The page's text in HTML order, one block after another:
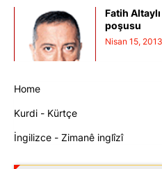
Fatih
poşusu
Nisan 15, 2013
Home
Kurdi - Kürtçe
İngilizce - Zimanê inglîzî